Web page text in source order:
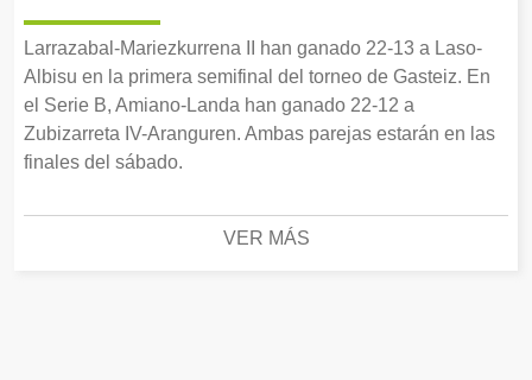
Larrazabal-Mariezkurrena II han ganado 22-13 a Laso-
Albisu en la primera semifinal del torneo de Gasteiz. En
el Serie B, Amiano-Landa han ganado 22-12 a
Zubizarreta IV-Aranguren. Ambas parejas estarán en las
finales del sábado.
VER MÁS